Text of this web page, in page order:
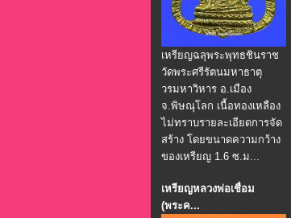
เหรียญฉลุพระพุทธชินราช
วัดพระศรีรัตนมหาธาตุ
วรมหาวิหาร อ.เมือง
จ.พิษณุโลก เนื้อทองเหลือง
ไม่ทราบรายละเอียดการจัด
สร้าง โดยขนาดความกว้าง
ของเหรียญ 1.6 ซ.ม...
เหรียญหลวงพ่อเชื่อม
(พระค...